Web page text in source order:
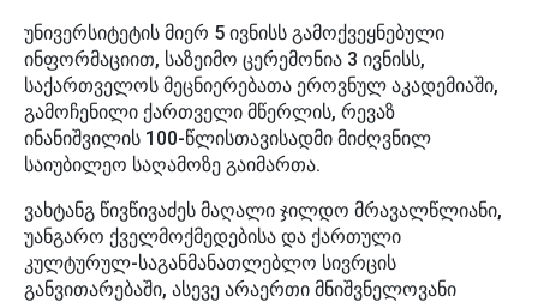
უნივერსიტეტის მიერ 5 ივნისს გამოქვეყნებული
ინფორმაციით, საზეიმო ცერემონია 3 ივნისს,
საქართველოს მეცნიერებათა ეროვნულ აკადემიაში,
გამოჩენილი ქართველი მწერლის, რევაზ
ინანიშვილის 100-წლისთავისადმი მიძღვნილ
საიუბილეო საღამოზე გაიმართა.
ვახტანგ წივწივაძეს მაღალი ჯილდო მრავალწლიანი,
უანგარო ქველმოქმედებისა და ქართული
კულტურულ-საგანმანათლებლო სივრცის
განვითარებაში, ასევე არაერთი მნიშვნელოვანი